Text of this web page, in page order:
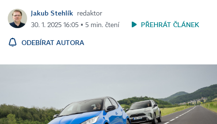
Jakub Stehlík
redaktor
30. 1. 2025 16:05 ▪ 5 min. čtení
PŘEHRÁT ČLÁNEK
ODEBÍRAT AUTORA